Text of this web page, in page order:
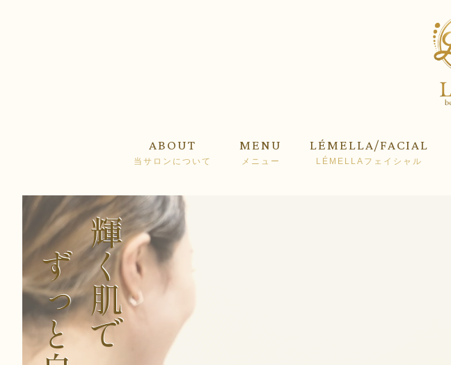
ABOUT
当サロンについて
MENU
メニュー
LÉMELLA/FACIAL
LÉMELLAフェイシャル
輝く肌で